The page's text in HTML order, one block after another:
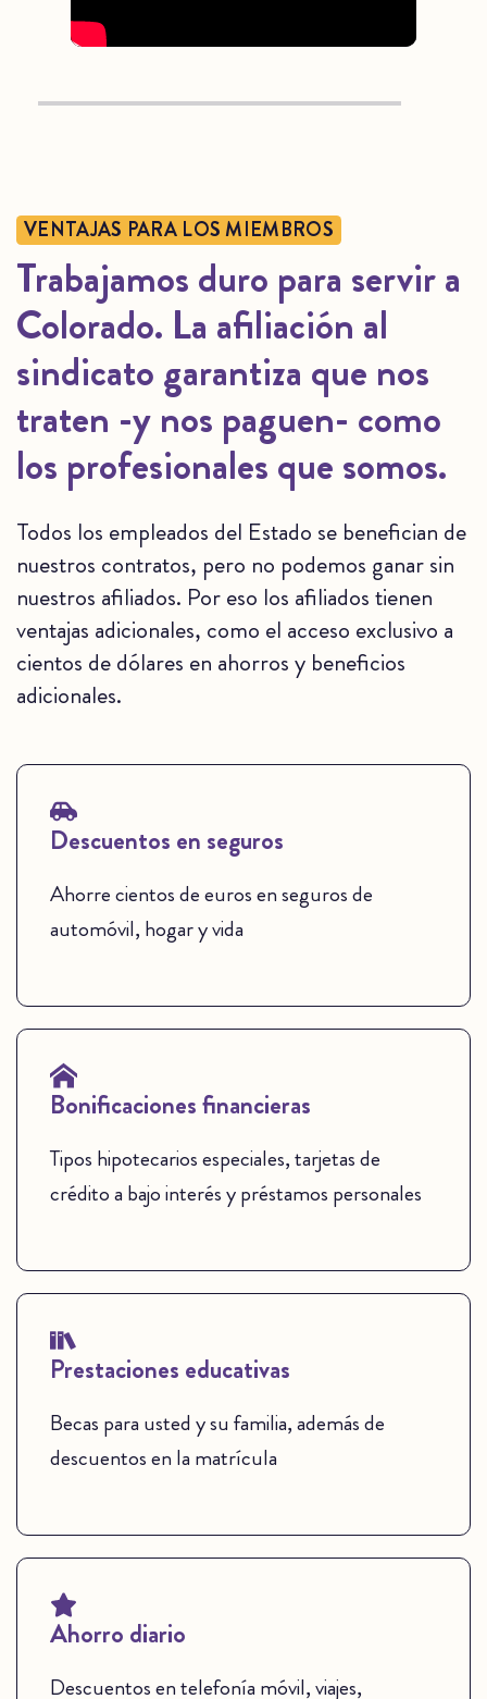
VENTAJAS PARA LOS MIEMBROS
Trabajamos duro para servir a
Colorado. La afiliación al
sindicato garantiza que nos
traten -y nos paguen- como
los profesionales que somos.
Todos los empleados del Estado se benefician de
nuestros contratos, pero no podemos ganar sin
nuestros afiliados. Por eso los afiliados tienen
ventajas adicionales, como el acceso exclusivo a
cientos de dólares en ahorros y beneficios
adicionales.
Descuentos en seguros
Ahorre cientos de euros en seguros de
automóvil, hogar y vida
Bonificaciones financieras
Tipos hipotecarios especiales, tarjetas de
crédito a bajo interés y préstamos personales
Prestaciones educativas
Becas para usted y su familia, además de
descuentos en la matrícula
Ahorro diario
Descuentos en telefonía móvil, viajes,